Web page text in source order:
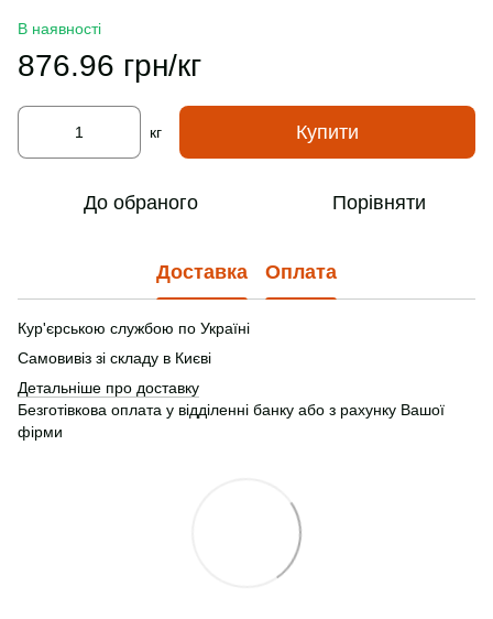
В наявності
876.96 грн/кг
кг Купити
До обраного Порівняти
Доставка Оплата
Кур'єрською службою по Україні
Самовивіз зі складу в Києві
Детальніше про доставку
Безготівкова оплата у відділенні банку або з рахунку Вашої
фірми